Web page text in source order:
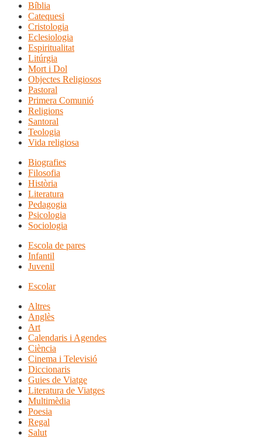
Bíblia
Catequesi
Cristologia
Eclesiologia
Espiritualitat
Litúrgia
Mort i Dol
Objectes Religiosos
Pastoral
Primera Comunió
Religions
Santoral
Teologia
Vida religiosa
Biografies
Filosofia
Història
Literatura
Pedagogia
Psicologia
Sociologia
Escola de pares
Infantil
Juvenil
Escolar
Altres
Anglès
Art
Calendaris i Agendes
Ciència
Cinema i Televisió
Diccionaris
Guies de Viatge
Literatura de Viatges
Multimèdia
Poesia
Regal
Salut